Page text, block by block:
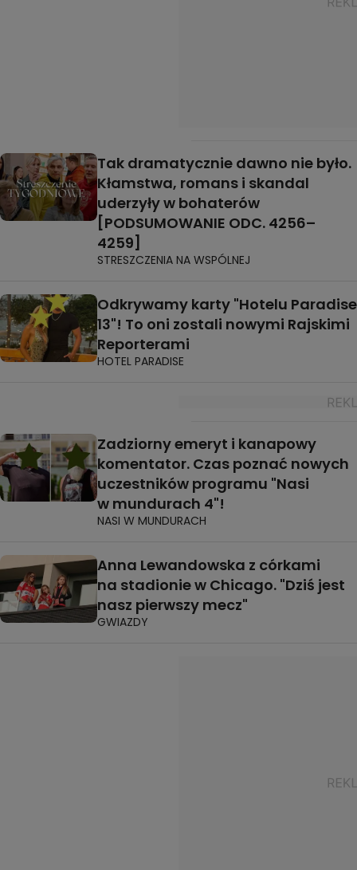
Tak dramatycznie dawno nie było.
Kłamstwa, romans i skandal
uderzyły w bohaterów
[PODSUMOWANIE ODC. 4256–
4259]
STRESZCZENIA NA WSPÓLNEJ
Odkrywamy karty "Hotelu Paradise
13"! To oni zostali nowymi Rajskimi
Reporterami
HOTEL PARADISE
Zadziorny emeryt i kanapowy
komentator. Czas poznać nowych
uczestników programu "Nasi
w mundurach 4"!
NASI W MUNDURACH
Anna Lewandowska z córkami
na stadionie w Chicago. "Dziś jest
nasz pierwszy mecz"
GWIAZDY